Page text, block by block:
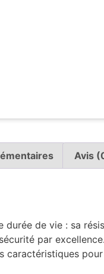
Avis
durée de vie : sa
par
caractéristiques